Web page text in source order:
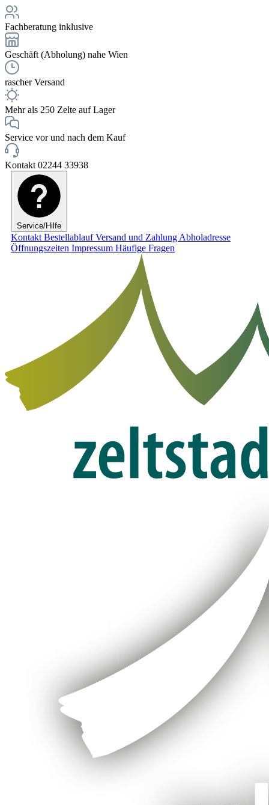
Fachberatung inklusive
Geschäft (Abholung) nahe Wien
rascher Versand
Mehr als 250 Zelte auf Lager
Service vor und nach dem Kauf
Kontakt 02244 33938
Service/Hilfe
Kontakt BestellablaufVersand und Zahlung Abholadresse
Öffnungszeiten Impressum Häufige Fragen